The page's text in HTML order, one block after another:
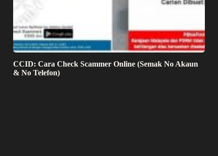
CCID: Cara Check Scammer Online (Semak No Akaun
& No Telefon)